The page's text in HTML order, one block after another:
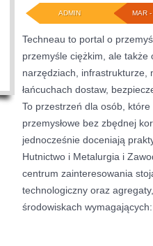
MAR
ADMIN
Techneau to portal o
przemyśle ciężkim, ale także
narzędziach, infrastrukturze,
łańcuchach dostaw,
To przestrzeń dla osób,
przemysłowe bez zbędnej
jednocześnie doceniają
Hutnictwo i Metalurgia i
centrum zainteresowania
technologiczny oraz
środowiskach